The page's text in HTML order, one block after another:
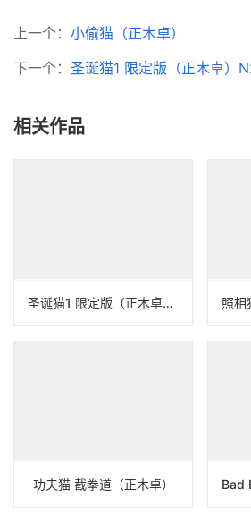
上一个： 小偷猫（正木卓）
下一个： 圣诞猫1 限定版（正木卓）
相关作品
圣诞猫1 限定版（正木卓）N22A437
功夫猫 截拳道（正木卓）